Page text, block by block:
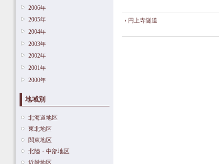
2006年
2005年
2004年
2003年
2002年
2001年
2000年
地域別
北海道地区
東北地区
関東地区
北陸・中部地区
近畿地区
‹ 円上寺隧道